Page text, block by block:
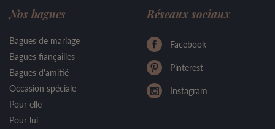
Nos bagues
Bagues de mariage
Bagues fiançailles
Bagues d'amitié
Occasion spéciale
Pour elle
Pour lui
Réseaux sociaux
Facebook
Pinterest
Instagram